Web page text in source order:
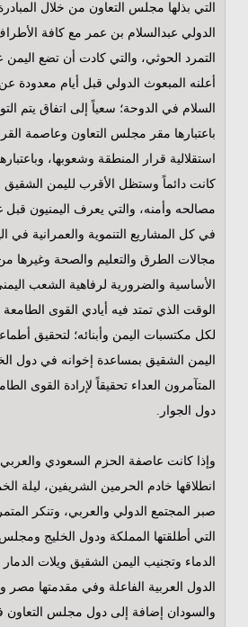
التي بذلها مجلس التعاون من خلال
الدولي عبدالسلام بن عمر مع كافة
التمرد الحوثي، والتي كادت أن تضع
أعلنه المبعوث الدولي قبل أيام معدودة
السلام في الدوحة؛ سعياً إلى اتفاق يتم
باعتبارها مقر مجلس التعاون وعاصمة
استقلالية قرار المنطقة وشعوبها،
كانت دائماً وستظل الأقرب لليمن
مصالحه وأمنه، والتي يعرف اليمنيون قبل
في كل المشاريع التنموية والعمرانية في
مجالات الطرق والتعليم والصحة وغيرها من
الأساسية والضرورية لرفاهية الشعب
الوقت الذي تمتد فيه أيادي القوى الطامعة
لكل مكتسبات اليمن وأبنائه؛ لتحقيق
اليمن الشقيق بمساعدة إخوانه في دول
المتآمرون العداء تحقيقاً لإرادة القوى
دول الجوار.
وإذا كانت عاصفة الحزم السعودي والعربي
انطلاقها خادم الحرمين الشريفين، ليلة
صبر المجتمع الدولي والعربي، وتنكر
التي أطلقتها المملكة ودول الخليج
الدماء وتجنيب اليمن الشقيق ويلات
الدول العربية الفاعلة وفي مقدمتها مصر
والسودان إضافة إلى دول مجلس